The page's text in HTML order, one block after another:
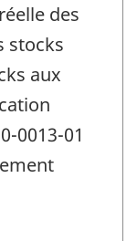
des
stocks
aux
0013-01